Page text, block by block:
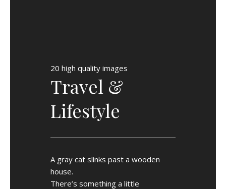
20 high quality images
Travel &
Lifestyle
A gray cat slinks past a wooden
house.
There’s something a little